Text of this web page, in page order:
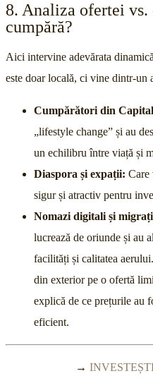
8. Analiza ofertei
cumpără?
Aici intervine adevărata
este doar locală, ci vine dintr-un
Cumpărători din
„lifestyle change” și au
un echilibru între viață și
Diaspora și expații: Care
sigur și atractiv pentru
Nomazi digitali și
lucrează de oriunde și au
facilități și calitatea
din exterior pe o ofertă
explică de ce prețurile au
eficient.
→